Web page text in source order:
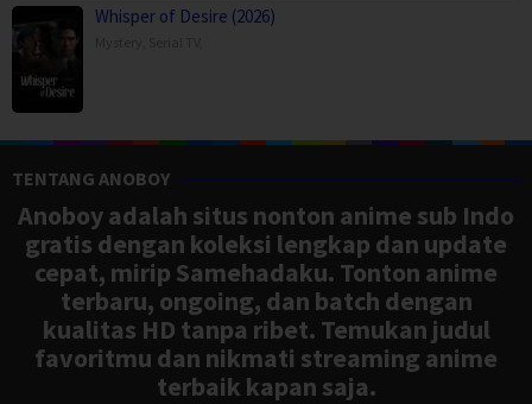
Whisper of Desire (2026)
TENTANG ANOBOY
Anoboy adalah situs nonton anime sub Indo
gratis dengan koleksi lengkap dan update
cepat, mirip Samehadaku. Tonton anime
terbaru, ongoing, dan batch dengan
kualitas HD tanpa ribet. Temukan judul
favoritmu dan nikmati streaming anime
terbaik kapan saja.